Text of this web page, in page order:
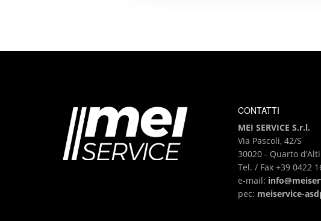
CONTATTI
MEI SERVICE S.r.l.
Via Pascoli, 42/S
30020 - Quarto
Tel. / Fax +39 0422
e-mail:
pec: meiservice-